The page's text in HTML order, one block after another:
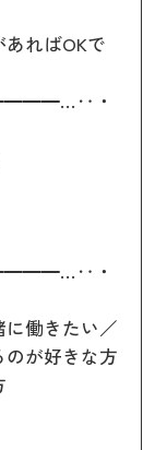
ればOKで
・
・
働きたい／
のが好きな方